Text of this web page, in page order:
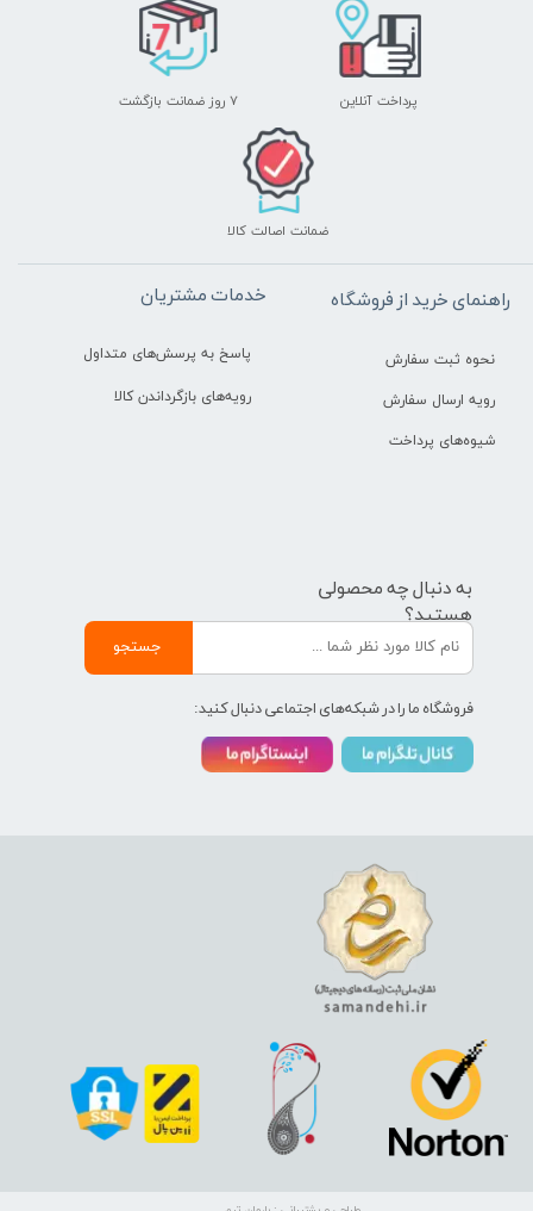
پرداخت آنلاین ۷ روز ضمانت بازگشت
ضمانت اصالت کالا
راهنمای خرید از فروشگاه
نحوه ثبت سفارش
رویه ارسال سفارش
شیوه‌های پرداخت
خدمات مشتریان
پاسخ به پرسش‌های متداول
رویه‌های بازگرداندن کالا
به دنبال چه محصولی
هستید؟
جستجو
فروشگاه ما را در شبکه‌های اجتماعی دنبال کنید: